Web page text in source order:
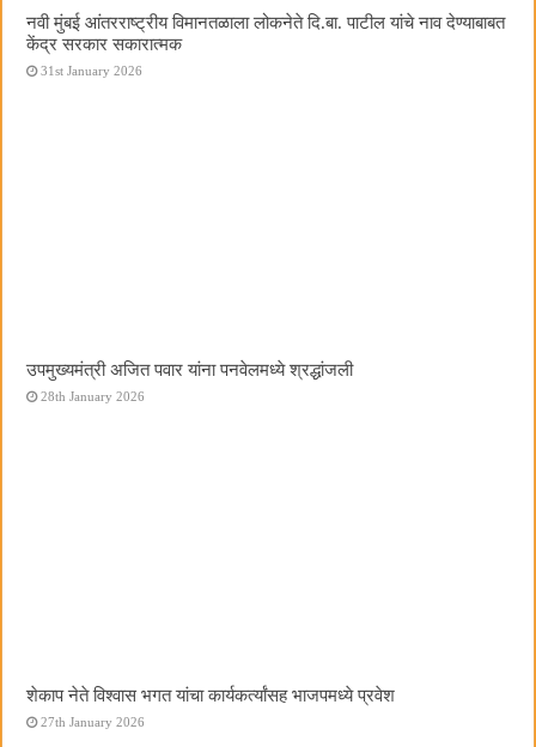
नवी मुंबई आंतरराष्ट्रीय विमानतळाला लोकनेते दि.बा. पाटील यांचे नाव देण्याबाबत
केंद्र सरकार सकारात्मक
31st January 2026
उपमुख्यमंत्री अजित पवार यांना पनवेलमध्ये श्रद्धांजली
28th January 2026
शेकाप नेते विश्वास भगत यांचा कार्यकर्त्यांसह भाजपमध्ये प्रवेश
27th January 2026